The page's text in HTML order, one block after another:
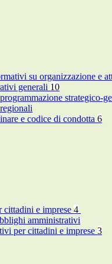
su organizzazione e
generali 10
strategico-
e codice di condotta 6
e imprese 4
amministrativi
per cittadini e imprese 3